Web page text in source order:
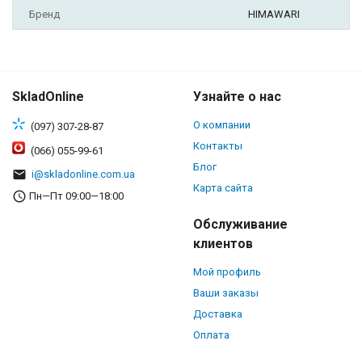
Бренд HIMAWARI
SkladOnline
(097) 307-28-87
(066) 055-99-61
i@skladonline.com.ua
Пн—Пт 09:00—18:00
Узнайте о нас
О компании
Контакты
Блог
Карта сайта
Обслуживание
клиентов
Мой профиль
Ваши заказы
Доставка
Оплата